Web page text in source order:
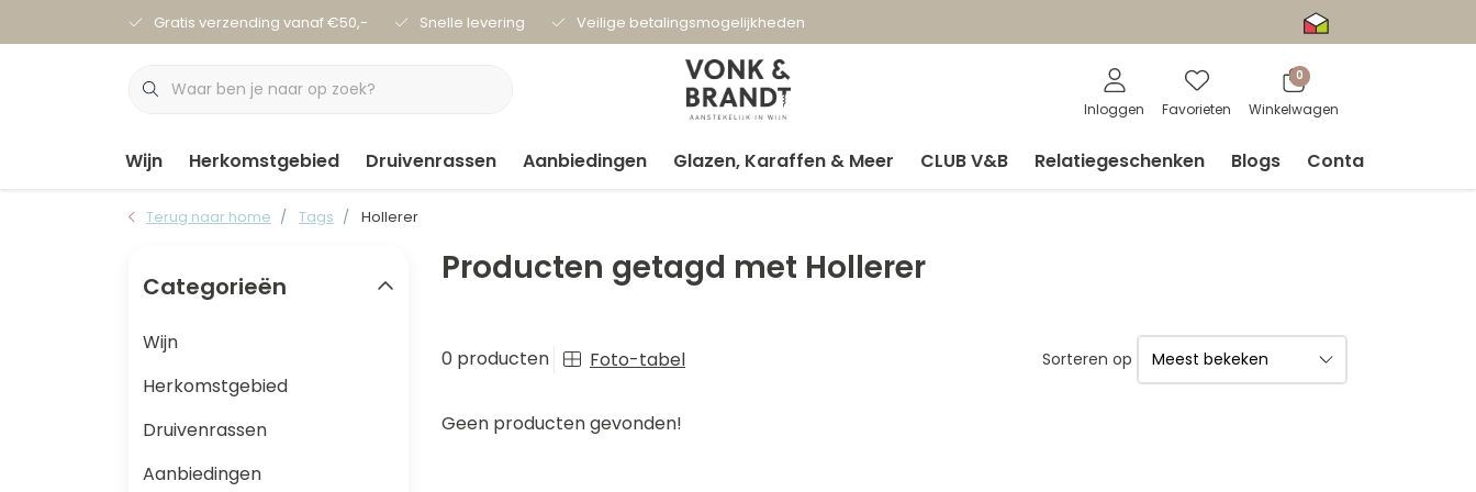
Gratis verzending vanaf €50,- Snelle levering Veilige betalingsmogelijkheden
Inloggen Favorieten
0
Winkelwagen
Wijn Herkomstgebied Druivenrassen Aanbiedingen Glazen, Karaffen & Meer CLUB V&B Relatiegeschenken Blogs Contact
Terug naar home Tags Hollerer
Producten getagd met Hollerer
0 producten Foto-tabel Sorteren op
Geen producten gevonden!
Categorieën
Wijn
Herkomstgebied
Druivenrassen
Aanbiedingen